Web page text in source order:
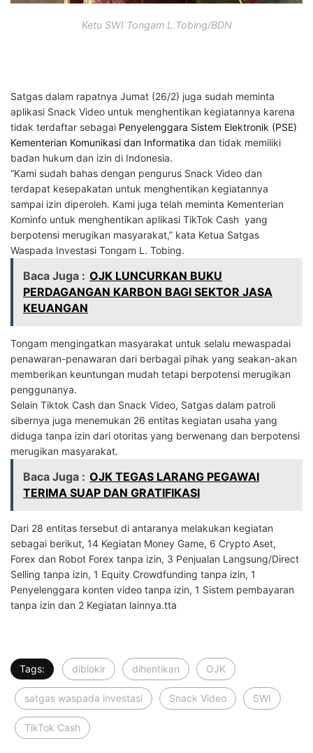
Ketu SWI Tongam L.Tobing/BDN
Satgas dalam rapatnya Jumat (26/2) juga sudah meminta
aplikasi Snack Video untuk menghentikan kegiatannya karena
tidak terdaftar sebagai Penyelenggara Sistem Elektronik (PSE)
Kementerian Komunikasi dan Informatika dan tidak memiliki
badan hukum dan izin di Indonesia.
“Kami sudah bahas dengan pengurus Snack Video dan
terdapat kesepakatan untuk menghentikan kegiatannya
sampai izin diperoleh. Kami juga telah meminta Kementerian
Kominfo untuk menghentikan aplikasi TikTok Cash yang
berpotensi merugikan masyarakat,” kata Ketua Satgas
Waspada Investasi Tongam L. Tobing.
Baca Juga : OJK LUNCURKAN BUKU
PERDAGANGAN KARBON BAGI SEKTOR JASA
KEUANGAN
Tongam mengingatkan masyarakat untuk selalu mewaspadai
penawaran-penawaran dari berbagai pihak yang seakan-akan
memberikan keuntungan mudah tetapi berpotensi merugikan
penggunanya.
Selain Tiktok Cash dan Snack Video, Satgas dalam patroli
sibernya juga menemukan 26 entitas kegiatan usaha yang
diduga tanpa izin dari otoritas yang berwenang dan berpotensi
merugikan masyarakat.
Baca Juga : OJK TEGAS LARANG PEGAWAI
TERIMA SUAP DAN GRATIFIKASI
Dari 28 entitas tersebut di antaranya melakukan kegiatan
sebagai berikut, 14 Kegiatan Money Game, 6 Crypto Aset,
Forex dan Robot Forex tanpa izin, 3 Penjualan Langsung/Direct
Selling tanpa izin, 1 Equity Crowdfunding tanpa izin, 1
Penyelenggara konten video tanpa izin, 1 Sistem pembayaran
tanpa izin dan 2 Kegiatan lainnya.tta
Tags: diblokir dihentikan OJK
satgas waspada investasi Snack Video SWI
TikTok Cash